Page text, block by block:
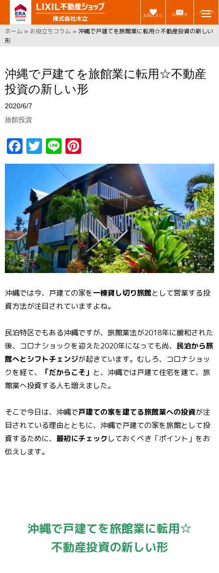
お気に入り お問合せ
メニュー
ホーム » お役立ちコラム » 沖縄で戸建てを旅館業に転用☆不動産投資の新しい
形
沖縄で戸建てを旅館業に転用☆不動産
投資の新しい形
2020/6/7
旅館投資
F
a
b
o
o
k
T
w
it
t
er
Li
n
e
n
t
er
e
st
沖縄では今、戸建ての家を一棟貸し切り旅館として営業する投
資方法が注目されていますよね。
民泊特区でもある沖縄ですが、旅館業法が2018年に緩和された
後、コロナショックを迎えた2020年になっても尚、 民泊から旅
館へとシフトチェンジが起きています。むしろ、コロナショッ
クを経て、
「だからこそ」 と、沖縄では戸建て住宅を建て、旅
館業へ投資する人も増えました。
そこで今日は、沖縄で戸建ての家を建てる旅館業への投資が注
目されている理由とともに、沖縄で戸建ての家を旅館として投
資するために、 最初にチェック しておくべき「ポイント」をお
伝えします。
沖縄で戸建てを旅館業に転用☆
不動産投資の新しい形